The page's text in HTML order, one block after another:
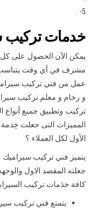
5- .
خدمات
يمكن الآن الحصول على
مشرف في أي وقت يتناسب
عمل من فني تركيب
و رخام و معلم تركيب
تركيب وتطبيق جميع
المميزات التى جعلت
الأول لكل العملاء ؟
يتميز فني تركيب
جعلته المقصد الاول
كافة خدَمات تركيب
يتمتع فني تركيب